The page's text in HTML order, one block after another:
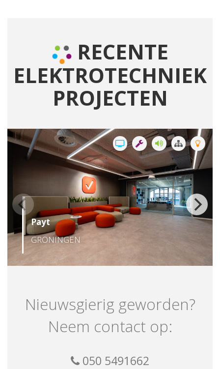
RECENTE
ELEKTROTECHNIEK
PROJECTEN
Payt
GRONINGEN
Nieuwsgierig geworden?
Neem contact op:
050 5491662